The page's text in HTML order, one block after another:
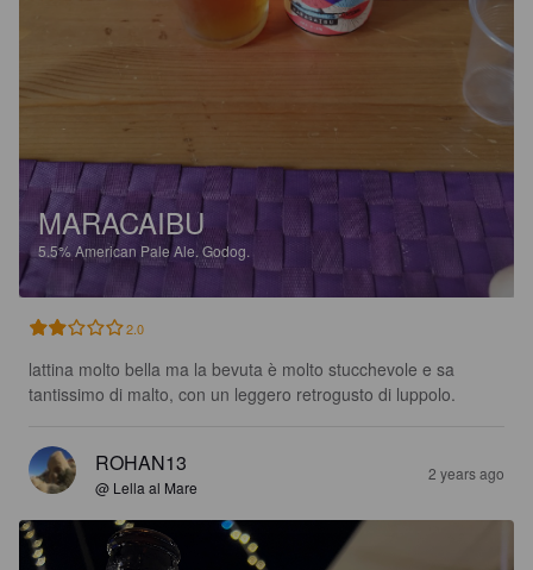
MARACAIBU
5.5%American Pale Ale.Godog.
2.0
lattina molto bella ma la bevuta è molto stucchevole e sa
tantissimo di malto, con un leggero retrogusto di luppolo.
ROHAN13
@ Lella al Mare
2 years ago